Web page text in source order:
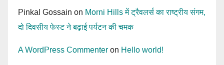
Pinkal Gossain on Morni Hills में ट्रैवलर्स का राष्ट्रीय संगम,
दो दिवसीय फेस्ट ने बढ़ाई पर्यटन की चमक
A WordPress Commenter on Hello world!